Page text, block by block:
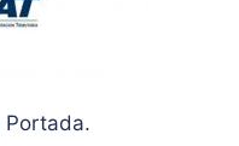
Portada.